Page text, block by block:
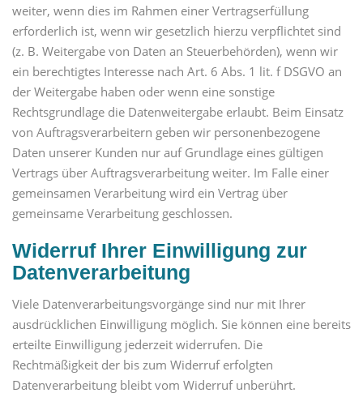
weiter, wenn dies im Rahmen einer Vertragserfüllung
erforderlich ist, wenn wir gesetzlich hierzu verpflichtet sind
(z. B. Weitergabe von Daten an Steuerbehörden), wenn wir
ein berechtigtes Interesse nach Art. 6 Abs. 1 lit. f DSGVO an
der Weitergabe haben oder wenn eine sonstige
Rechtsgrundlage die Datenweitergabe erlaubt. Beim Einsatz
von Auftragsverarbeitern geben wir personenbezogene
Daten unserer Kunden nur auf Grundlage eines gültigen
Vertrags über Auftragsverarbeitung weiter. Im Falle einer
gemeinsamen Verarbeitung wird ein Vertrag über
gemeinsame Verarbeitung geschlossen.
Widerruf Ihrer Einwilligung zur
Datenverarbeitung
Viele Datenverarbeitungsvorgänge sind nur mit Ihrer
ausdrücklichen Einwilligung möglich. Sie können eine bereits
erteilte Einwilligung jederzeit widerrufen. Die
Rechtmäßigkeit der bis zum Widerruf erfolgten
Datenverarbeitung bleibt vom Widerruf unberührt.